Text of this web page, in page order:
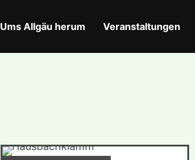
Ums Allgäu herum Veranstaltungen